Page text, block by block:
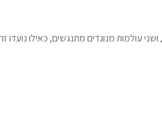
עולמות מנוגדים מתנגשים, כאילו נועדו